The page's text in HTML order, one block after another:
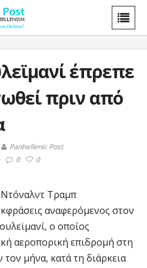
έπρεπε
πριν από
Panhellenic Post
0 0
Τραμπ
αναφερόμενος στον
ο οποίος
αεροπορική επιδρομή στη
μήνα, κατά τη διάρκεια